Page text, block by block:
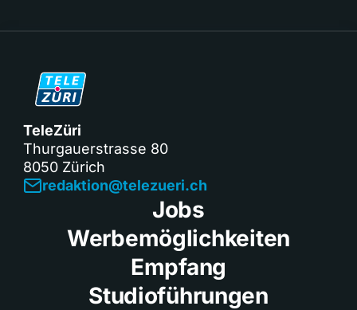
TeleZüri
Thurgauerstrasse 80
8050 Zürich
redaktion@telezueri.ch
Jobs
Werbemöglichkeiten
Empfang
Studioführungen